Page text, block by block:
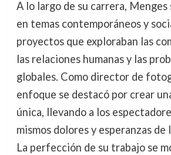
A lo largo de su carrera, Menges
en temas contemporáneos y
proyectos que exploraban las
las relaciones humanas y las
globales. Como director de
enfoque se destacó por crear
única, llevando a los
mismos dolores y esperanzas de
La perfección de su trabajo se